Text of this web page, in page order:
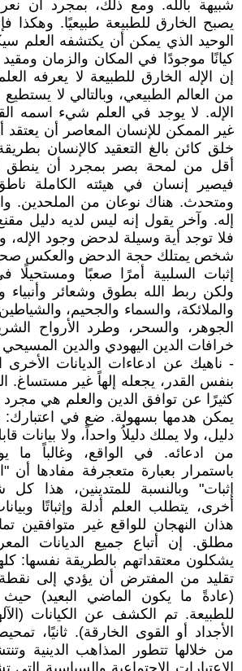
شبيهة بالله. ومع ذلك، بمجرد أن
يصبح الخارق للطبيعة طبيعيًا. وهكذا
الوحيد الذي يمكن أن يكتشفه العلم
كيانًا موجودًا في المكان والزمان ومقيد
إن الإله الخارق للطبيعة لا يعرفه
من العالم الطبيعي، وبالتالي لا
الإله. لا يوجد في العلم شيء اسمه
غير الممكن للإنسان المعاصر أن يعتقد
خلق كائن بالغ التعقيد كالإنسان
أقل من لمحة بصر بمجرد أن ينطق
فيصير إنسان في هيئته الكاملة
ومتحدث. هناك نوعان من الملحدين.
إله. وآخر يقول إنه ليس لديه دليل
فلا توجد أية وسيلة لدحض وجود الإله،
شخص يمتلك حجة الدحض والعكس
إثبات السلبية أمرًا صعبًا ومستحيلًا
ولكن ربط الله بطوق وشعائر
والملائكة، والسماء والجحيم،
الجوهر، والسحر، وطرد الأرواح
خرافات الدين اليهودي والدين المسيحي
- ناهيك عن ادعاءات الديانات
بنفس القدر، يجعله إلهاً غير مستساغ.
كثيرًا عن توافق الدين والعلم هي
يمكن هدمها بسهولة. ضع في اعتبارك:
دليل، ولا يملك دليلاُ واحداً، ولا بيانات
من ادعائه. في الواقع، وغالباً ما
باستمرار بعبارة متعجرفة مفادها أن
إثبات" وبالنسبة للمتدينين، هذا
أخرى، يتطلب العلم أدلة وإثباتًا
هذان النهجان للواقع غير متوافقين
مطلق. إن أتباع جميع الديانات
يشكلون معتقداتهم بالطريقة نفسها:
تقليد من المفترض أن يؤدي إلى
(عادةً ما يكون الماضي البعيد)
للطبيعة. تم الكشف عن الكيانات
الأجداد أو القوى الخارقة). ثانيًا،
من خلالها تتطور المذاهب الدينية